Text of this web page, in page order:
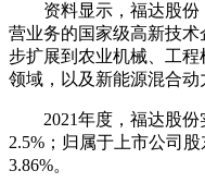
资料显示，福达股份
营业务的国家级高新技
步扩展到农业机械、工
领域，以及新能源混合动
2021年度，福达股
2.5%；归属于上市公司
3.86%。